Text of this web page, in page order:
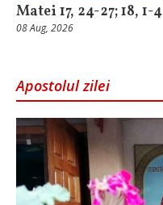
Matei 17, 24-27; 18, 1-4
08 Aug, 2026
Apostolul zilei